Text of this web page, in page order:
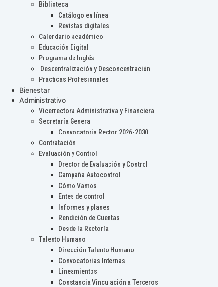
Biblioteca
Catálogo en línea
Revistas digitales
Calendario académico
Educación Digital
Programa de Inglés
Descentralización y Desconcentración
Prácticas Profesionales
Bienestar
Administrativo
Vicerrectora Administrativa y Financiera
Secretaría General
Convocatoria Rector 2026-2030
Contratación
Evaluación y Control
Drector de Evaluación y Control
Campaña Autocontrol
Cómo Vamos
Entes de control
Informes y planes
Rendición de Cuentas
Desde la Rectoría
Talento Humano
Dirección Talento Humano
Convocatorias Internas
Lineamientos
Constancia Vinculación a Terceros